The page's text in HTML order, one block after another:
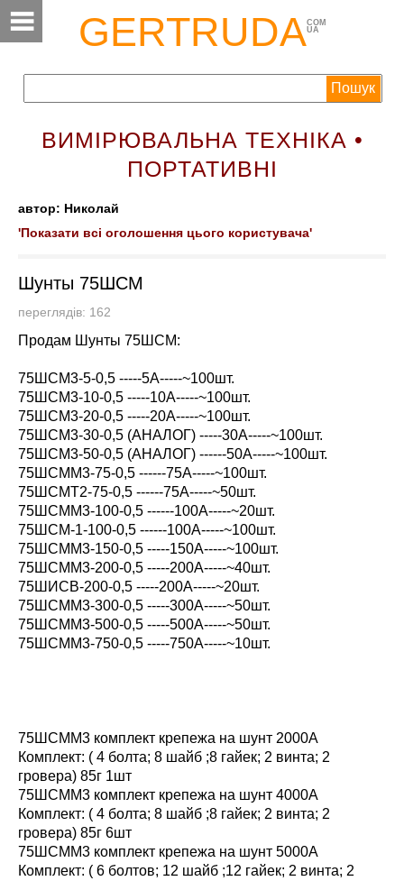
GERTRUDACOM
UA
ВИМІРЮВАЛЬНА ТЕХНІКА •
ПОРТАТИВНІ
автор: Николай
'Показати всі оголошення цього користувача'
Шунты 75ШСМ
переглядів: 162
Продам Шунты 75ШСМ:
75ШСМ3-5-0,5 -----5А-----~100шт.
75ШСМ3-10-0,5 -----10А-----~100шт.
75ШСМ3-20-0,5 -----20А-----~100шт.
75ШСМ3-30-0,5 (АНАЛОГ) -----30А-----~100шт.
75ШСМ3-50-0,5 (АНАЛОГ) ------50А-----~100шт.
75ШСММ3-75-0,5 ------75А-----~100шт.
75ШСМТ2-75-0,5 ------75А-----~50шт.
75ШСММ3-100-0,5 ------100А-----~20шт.
75ШСМ-1-100-0,5 ------100А-----~100шт.
75ШСММ3-150-0,5 -----150А-----~100шт.
75ШСММ3-200-0,5 -----200А-----~40шт.
75ШИСВ-200-0,5 -----200А-----~20шт.
75ШСММ3-300-0,5 -----300А-----~50шт.
75ШСММ3-500-0,5 -----500А-----~50шт.
75ШСММ3-750-0,5 -----750А-----~10шт.
75ШСММ3 комплект крепежа на шунт 2000А
Комплект: ( 4 болта; 8 шайб ;8 гайек; 2 винта; 2
гровера) 85г 1шт
75ШСММ3 комплект крепежа на шунт 4000А
Комплект: ( 4 болта; 8 шайб ;8 гайек; 2 винта; 2
гровера) 85г 6шт
75ШСММ3 комплект крепежа на шунт 5000А
Комплект: ( 6 болтов; 12 шайб ;12 гайек; 2 винта; 2